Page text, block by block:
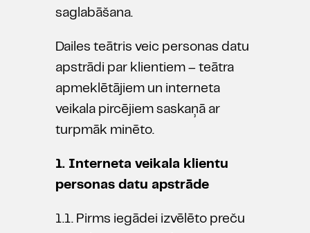
saglabāšana.
Dailes teātris veic personas datu
apstrādi par klientiem – teātra
apmeklētājiem un interneta
veikala pircējiem saskaņā ar
turpmāk minēto.
1. Interneta veikala klientu
personas datu apstrāde
1.1. Pirms iegādei izvēlēto preču